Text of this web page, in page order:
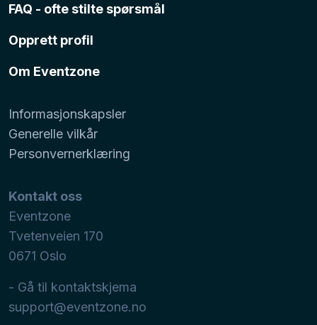
FAQ - ofte stilte spørsmål
Opprett profil
Om Eventzone
Informasjonskapsler
Generelle vilkår
Personvernerklæring
Kontakt oss
Eventzone
Tvetenveien 170
0671 Oslo
- Gå til kontaktskjema
support@eventzone.no